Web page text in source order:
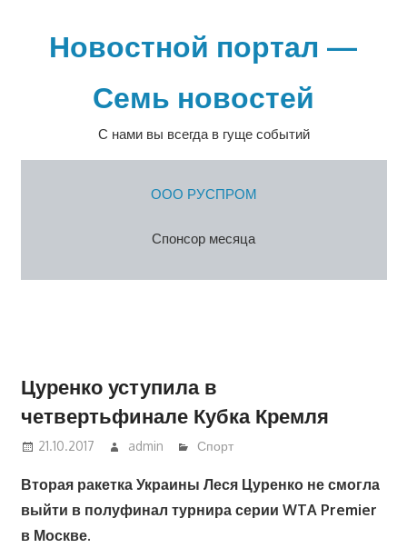
содержимомуНовостной портал —
Семь новостей
С нами вы всегда в гуще событий
ООО РУСПРОМ
Спонсор месяца
Цуренко уступила в
четвертьфинале Кубка Кремля
21.10.2017 admin Спорт
Вторая ракетка Украины Леся Цуренко не смогла
выйти в полуфинал турнира серии WTA Premier
в Москве.